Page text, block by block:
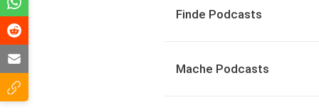
Finde Podcasts
Mache Podcasts